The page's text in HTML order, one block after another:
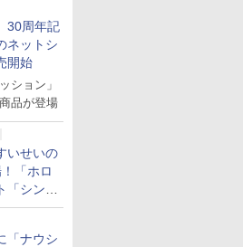
30周年記
ネットシ
開始
ション」
品が登場
いせいの
「ホロ
「シンク
ル」がス
「ナウシ